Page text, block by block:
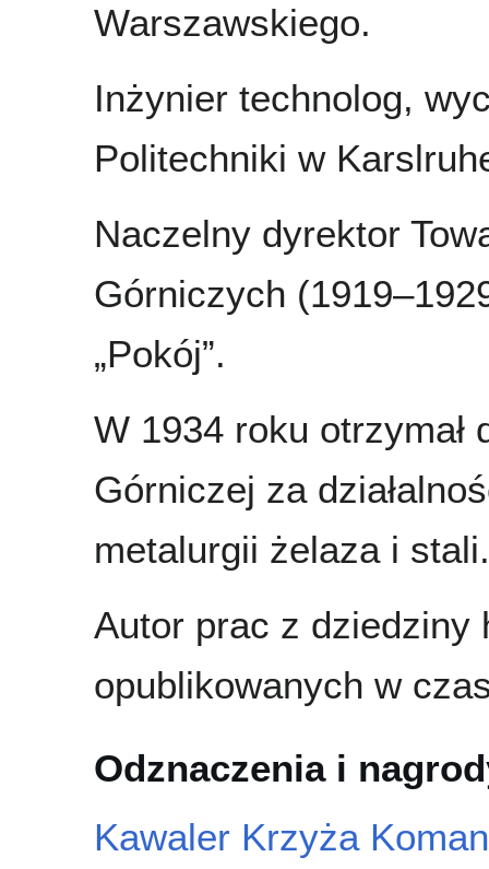
Warszawskiego.
Inżynier technolog,
Politechniki w
Naczelny dyrektor
Górniczych
„Pokój”.
W 1934 roku otrzymał
Górniczej za
metalurgii żelaza i stali.
Autor prac z dziedziny
opublikowanych w
Odznaczenia i
Kawaler Krzyża